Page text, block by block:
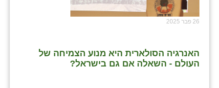
26 פבר 2025
האנרגיה הסולארית היא מנוע הצמיחה של
העולם - השאלה אם גם בישראל?